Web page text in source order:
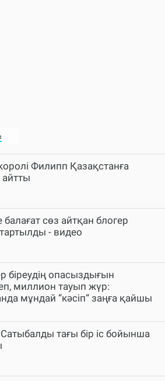
Филипп Қазақстанға
айтты
сөз айтқан блогер
- видео
біреудің опасыздығын
миллион тауып жүр:
мұндай “кәсіп“ заңға қайшы
тағы бір іс бойынша